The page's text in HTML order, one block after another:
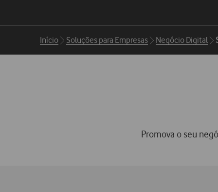
Breadcrumbs
Início Soluções para Empresas Negócio Digital
Promova o seu